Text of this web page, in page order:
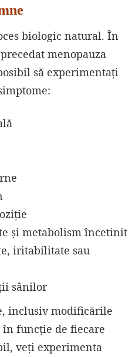
biologic natural. În
menopauza
să experimentați
și metabolism încetinit
iritabilitate sau
sânilor
inclusiv modificările
funcție de fiecare
veți experimenta